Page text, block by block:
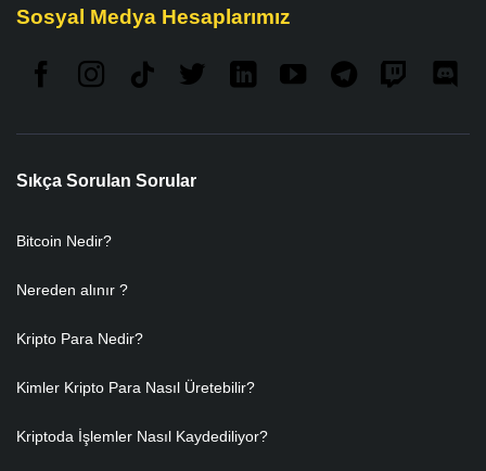
Sosyal Medya Hesaplarımız
Sıkça Sorulan Sorular
Bitcoin Nedir?
Nereden alınır ?
Kripto Para Nedir?
Kimler Kripto Para Nasıl Üretebilir?
Kriptoda İşlemler Nasıl Kaydediliyor?